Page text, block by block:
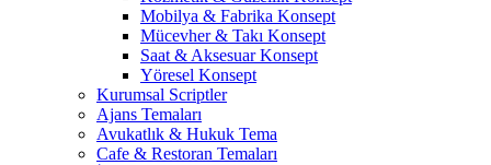
Mobilya & Fabrika Konsept
Mücevher & Takı Konsept
Saat & Aksesuar Konsept
Yöresel Konsept
Kurumsal Scriptler
Ajans Temaları
Avukatlık & Hukuk Tema
Cafe & Restoran Temaları